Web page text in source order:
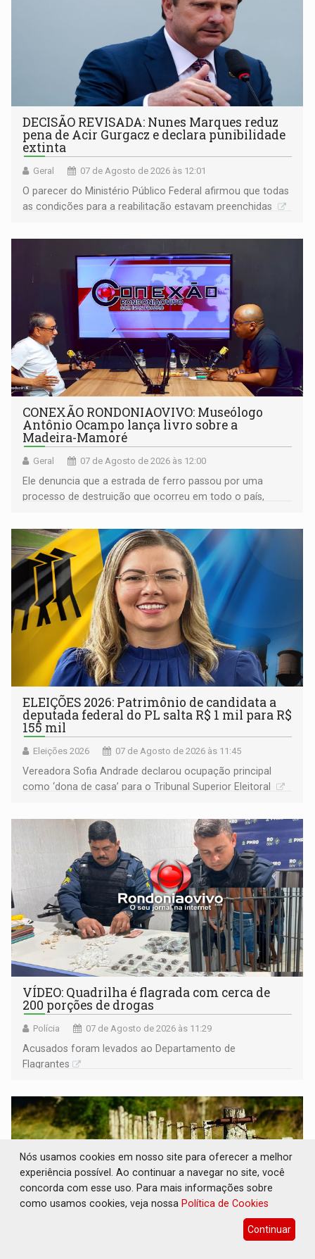
DECISÃO REVISADA: Nunes Marques reduz
pena de Acir Gurgacz e declara punibilidade
extinta
Geral 07 de Agosto de 2026 às 12:01
O parecer do Ministério Público Federal afirmou que todas
as condições para a reabilitação estavam preenchidas
CONEXÃO RONDONIAOVIVO: Museólogo
Antônio Ocampo lança livro sobre a
Madeira-Mamoré
Geral 07 de Agosto de 2026 às 12:00
Ele denuncia que a estrada de ferro passou por uma
processo de destruição que ocorreu em todo o país,
ELEIÇÕES 2026: Patrimônio de candidata a
deputada federal do PL salta R$ 1 mil para R$
155 mil
Eleições 2026 07 de Agosto de 2026 às 11:45
Vereadora Sofia Andrade declarou ocupação principal
como ‘dona de casa’ para o Tribunal Superior Eleitoral
VÍDEO: Quadrilha é flagrada com cerca de
200 porções de drogas
Polícia 07 de Agosto de 2026 às 11:29
Acusados foram levados ao Departamento de
Flagrantes
Nós usamos cookies em nosso site para oferecer a melhor
experiência possível. Ao continuar a navegar no site, você
concorda com esse uso. Para mais informações sobre
como usamos cookies, veja nossa Política de Cookies
Continuar